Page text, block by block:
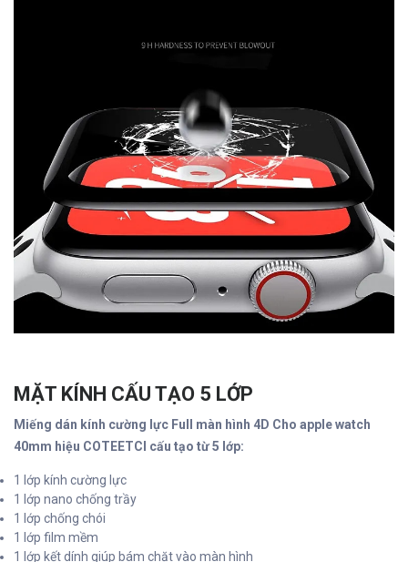
MẶT KÍNH CẤU TẠO 5 LỚP
Miếng dán kính cường lực Full màn hình 4D Cho apple watch
40mm hiệu COTEETCI cấu tạo từ 5 lớp:
1 lớp kính cường lực
1 lớp nano chống trầy
1 lớp chống chói
1 lớp film mềm
1 lớp kết dính giúp bám chặt vào màn hình